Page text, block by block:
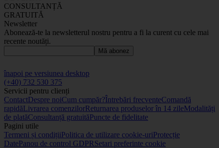
CONSULTANȚĂ
GRATUITĂ
Newsletter
Abonează-te la newsletterul nostru pentru a fi la curent cu cele mai
recente noutăți.
Mă abonez
înapoi pe versiunea desktop
(+40) 732 530 375
Servicii pentru clienți
ContactDespre noiCum cumpăr?Întrebări frecventeComandă
rapidăLivrarea comenzilorReturnarea produselor în 14 zileModalități
de platăConsultanță gratuităPuncte de fidelitate
Pagini utile
Termeni și condițiiPolitica de utilizare cookie-uriProtecție
DatePanou de control GDPRSetari preferinte cookie